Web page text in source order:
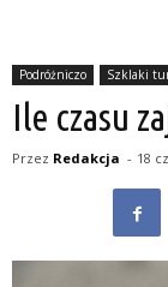
Podróżniczo Szklaki
Ile czasu
Przez Redakcja - 18